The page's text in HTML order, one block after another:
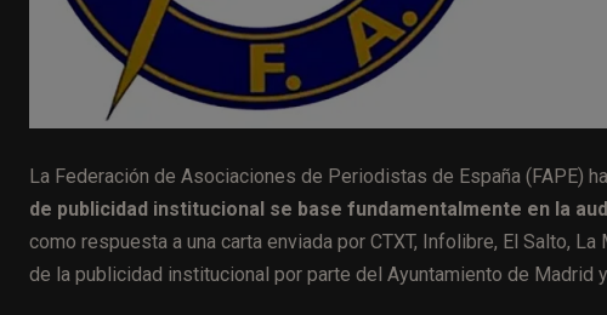
La Federación de Asociaciones de Periodistas de España (FAPE) ha
de publicidad institucional se base fundamentalmente en la
como respuesta a una carta enviada por CTXT, Infolibre, El Salto,
de la publicidad institucional por parte del Ayuntamiento de Madrid